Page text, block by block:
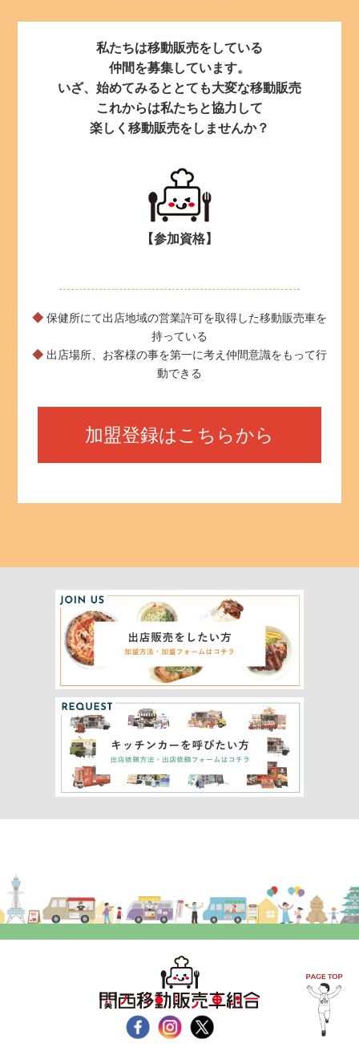
私たちは移動販売をしている
仲間を募集しています。
いざ、始めてみるととても大変な移動販売
これからは私たちと協力して
楽しく移動販売をしませんか？
【参加資格】
◆保健所にて出店地域の営業許可を取得した移動販売車を
持っている
◆出店場所、お客様の事を第一に考え仲間意識をもって行
動できる
加盟登録はこちらから